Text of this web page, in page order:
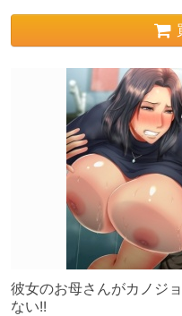
彼女のお母さんがカノジ
ない!!